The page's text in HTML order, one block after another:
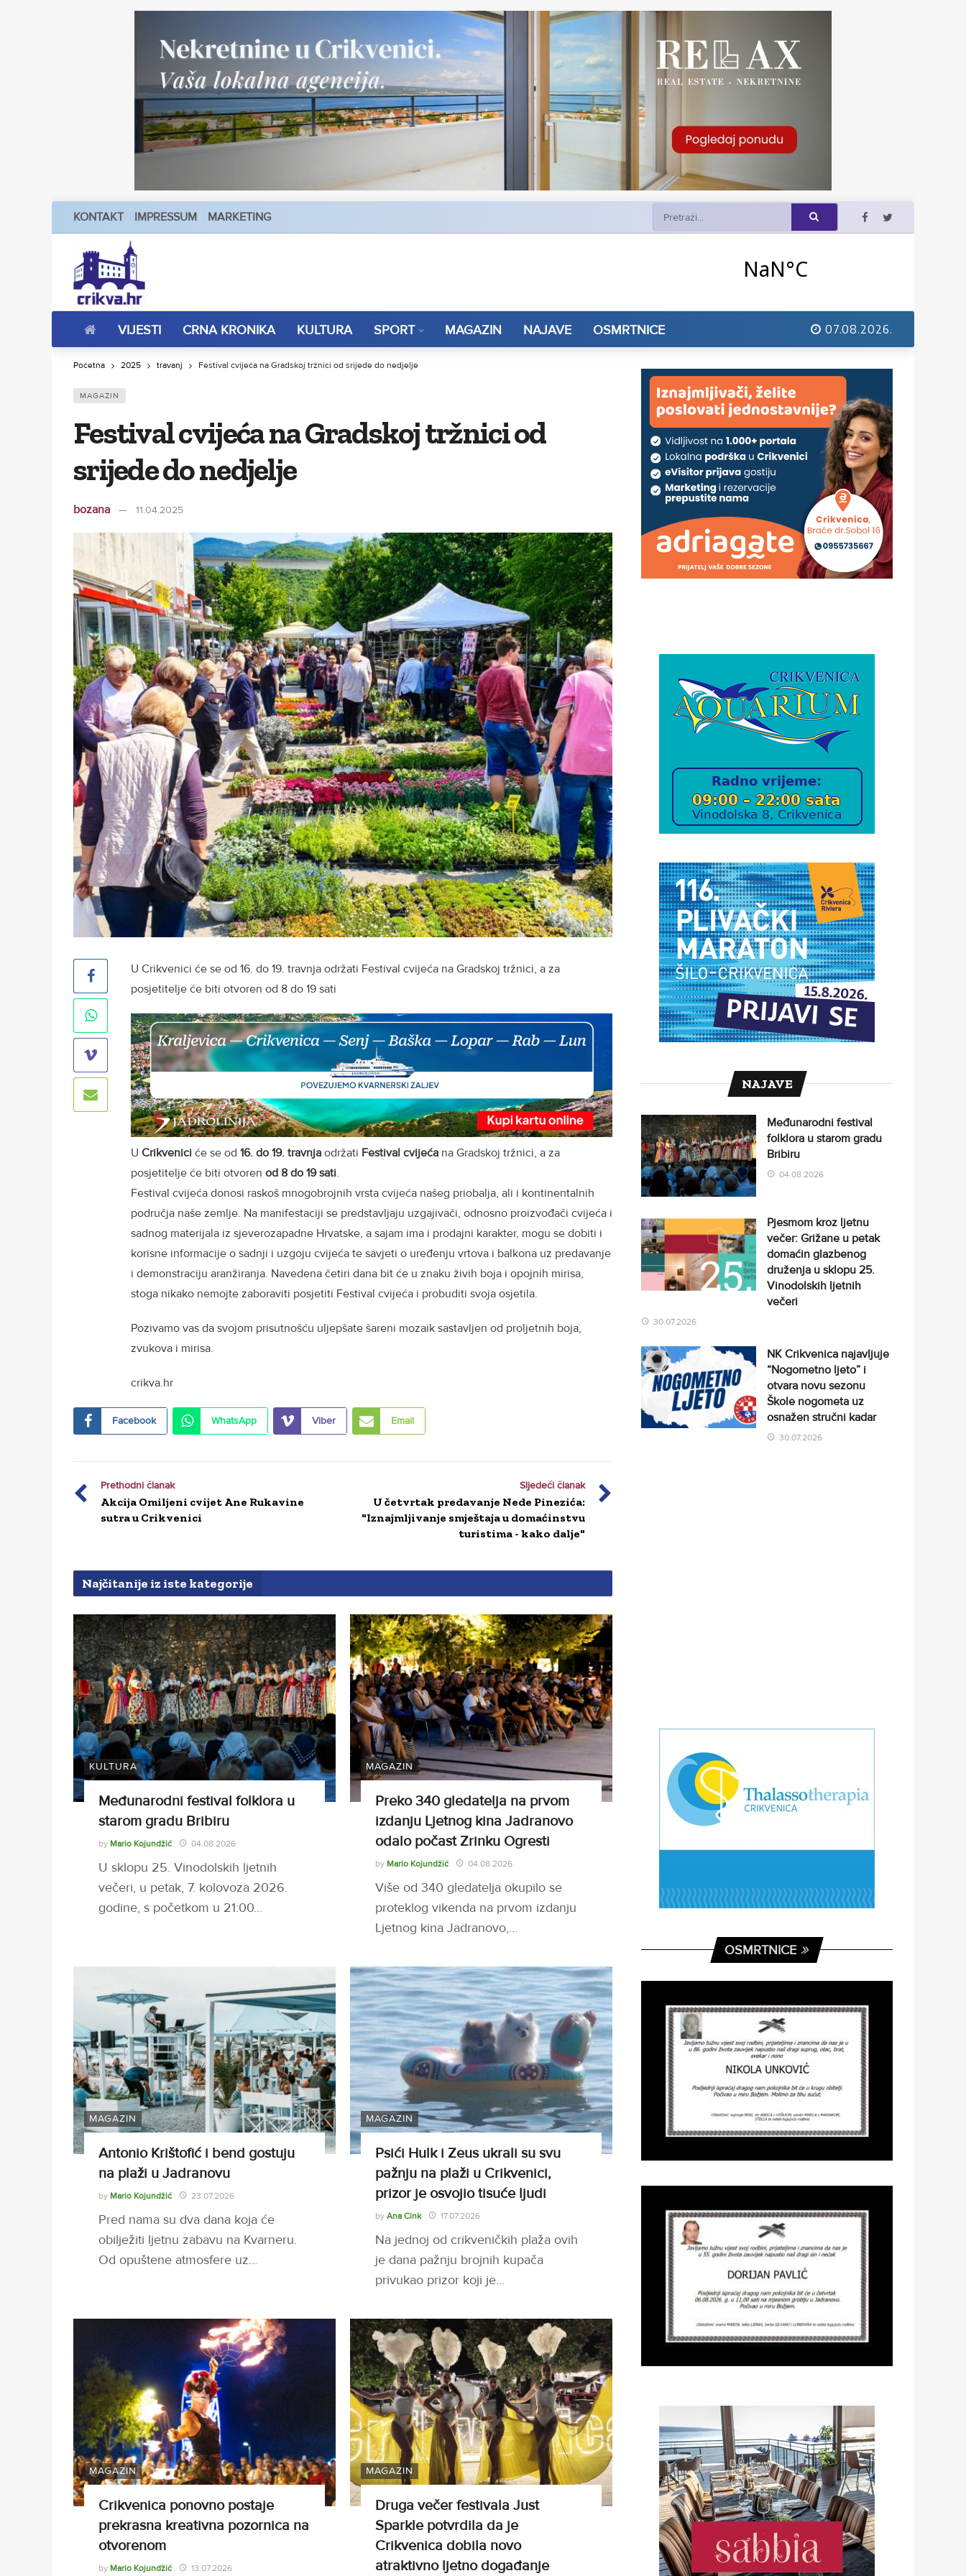
KONTAKT IMPRESSUM MARKETING
VIJESTI CRNA KRONIKA KULTURA SPORT MAGAZIN NAJAVE OSMRTNICE 07.08.2026.
Početna 2025 travanj Festival cvijeća na Gradskoj tržnici od srijede do nedjelje
MAGAZIN
Festival cvijeća na Gradskoj tržnici od
srijede do nedjelje
bozana 11.04.2025
U Crikvenici će se od 16. do 19. travnja održati Festival cvijeća na Gradskoj tržnici, a za
posjetitelje će biti otvoren od 8 do 19 sati
U Crikvenici će se od 16. do 19. travnja održati Festival cvijeća na Gradskoj tržnici, a za
posjetitelje će biti otvoren od 8 do 19 sati.
Festival cvijeća donosi raskoš mnogobrojnih vrsta cvijeća našeg priobalja, ali i kontinentalnih
područja naše zemlje. Na manifestaciji se predstavljaju uzgajivači, odnosno proizvođači cvijeća i
sadnog materijala iz sjeverozapadne Hrvatske, a sajam ima i prodajni karakter, mogu se dobiti i
korisne informacije o sadnji i uzgoju cvijeća te savjeti o uređenju vrtova i balkona uz predavanje
i demonstraciju aranžiranja. Navedena četiri dana bit će u znaku živih boja i opojnih mirisa,
stoga nikako nemojte zaboraviti posjetiti Festival cvijeća i probuditi svoja osjetila.
Pozivamo vas da svojom prisutnošću uljepšate šareni mozaik sastavljen od proljetnih boja,
zvukova i mirisa.
crikva.hr
Facebook WhatsApp Viber Email
Prethodni članak
Akcija Omiljeni cvijet Ane Rukavine
sutra u Crikvenici
Sljedeći članak
U četvrtak predavanje Nede Pinezića:
"Iznajmljivanje smještaja u domaćinstvu
turistima - kako dalje"
Najčitanije iz iste kategorije
KULTURA
Međunarodni festival folklora u
starom gradu Bribiru
by Mario Kojundžić 04.08.2026
U sklopu 25. Vinodolskih ljetnih
večeri, u petak, 7. kolovoza 2026.
godine, s početkom u 21:00…
MAGAZIN
Preko 340 gledatelja na prvom
izdanju Ljetnog kina Jadranovo
odalo počast Zrinku Ogresti
by Mario Kojundžić 04.08.2026
Više od 340 gledatelja okupilo se
proteklog vikenda na prvom izdanju
Ljetnog kina Jadranovo,…
MAGAZIN
Antonio Krištofić i bend gostuju
na plaži u Jadranovu
by Mario Kojundžić 23.07.2026
Pred nama su dva dana koja će
obilježiti ljetnu zabavu na Kvarneru.
Od opuštene atmosfere uz…
MAGAZIN
Psići Hulk i Zeus ukrali su svu
pažnju na plaži u Crikvenici,
prizor je osvojio tisuće ljudi
by Ana Cink 17.07.2026
Na jednoj od crikveničkih plaža ovih
je dana pažnju brojnih kupača
privukao prizor koji je…
MAGAZIN
Crikvenica ponovno postaje
prekrasna kreativna pozornica na
otvorenom
by Mario Kojundžić 13.07.2026
MAGAZIN
Druga večer festivala Just
Sparkle potvrdila da je
Crikvenica dobila novo
atraktivno ljetno događanje
NAJAVE
Međunarodni festival
folklora u starom gradu
Bribiru
04.08.2026
Pjesmom kroz ljetnu
večer: Grižane u petak
domaćin glazbenog
druženja u sklopu 25.
Vinodolskih ljetnih
večeri
30.07.2026
NK Crikvenica najavljuje
“Nogometno ljeto” i
otvara novu sezonu
Škole nogometa uz
osnažen stručni kadar
30.07.2026
OSMRTNICE